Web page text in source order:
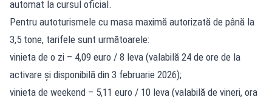
automat la cursul oficial.
Pentru autoturismele cu masa maximă autorizată de până la
3,5 tone, tarifele sunt următoarele:
vinieta de o zi – 4,09 euro / 8 leva (valabilă 24 de ore de la
activare și disponibilă din 3 februarie 2026);
vinieta de weekend – 5,11 euro / 10 leva (valabilă de vineri, ora